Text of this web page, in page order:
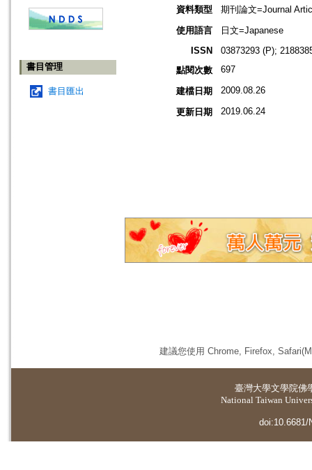
書目管理
書目匯出
資料類型
期刊論文=Journal
使用語言
日文=Japanese
ISSN
03873293 (P);
點閱次數
697
建檔日期 2009.08.26
更新日期 2019.06.24
建議您使用 Chrome, Firefox,
臺灣大學文學院佛
National Taiwan
doi:10.6681/